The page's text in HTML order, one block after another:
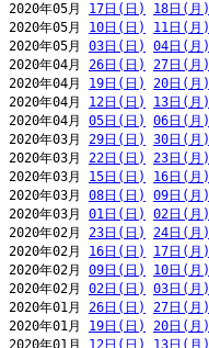
2020年05月 17日(日) 18日(月)
2020年05月 10日(日) 11日(月)
2020年05月 03日(日) 04日(月)
2020年04月 26日(日) 27日(月)
2020年04月 19日(日) 20日(月)
2020年04月 12日(日) 13日(月)
2020年04月 05日(日) 06日(月)
2020年03月 29日(日) 30日(月)
2020年03月 22日(日) 23日(月)
2020年03月 15日(日) 16日(月)
2020年03月 08日(日) 09日(月)
2020年03月 01日(日) 02日(月)
2020年02月 23日(日) 24日(月)
2020年02月 16日(日) 17日(月)
2020年02月 09日(日) 10日(月)
2020年02月 02日(日) 03日(月)
2020年01月 26日(日) 27日(月)
2020年01月 19日(日) 20日(月)
2020年01月 12日(日) 13日(月)